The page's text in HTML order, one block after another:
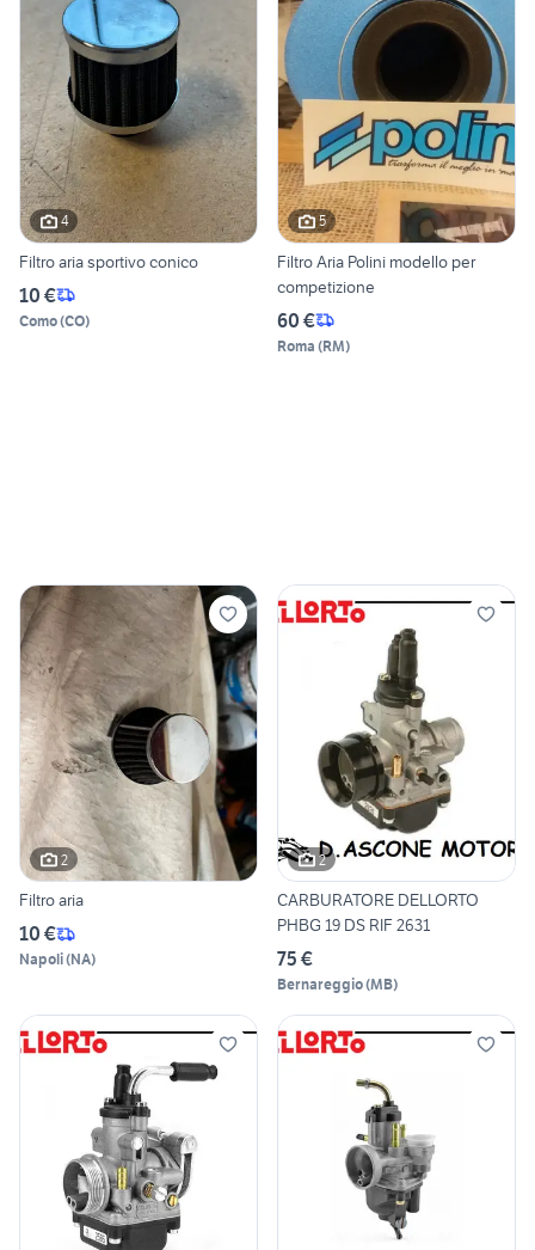
4
Filtro aria sportivo conico
10 €
Como(CO)
5
Filtro Aria Polini modello per
competizione
60 €
Roma (RM)
2
Filtro aria
10 €
Napoli(NA)
2
CARBURATORE DELLORTO
PHBG 19 DS RIF 2631
75 €
Bernareggio(MB)